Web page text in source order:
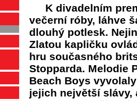
K divadelním
večerní róby, láhve
dlouhý potlesk.
Zlatou kapličku
hru současného
Stopparda. Melodie
Beach Boys
jejich největší slávy,